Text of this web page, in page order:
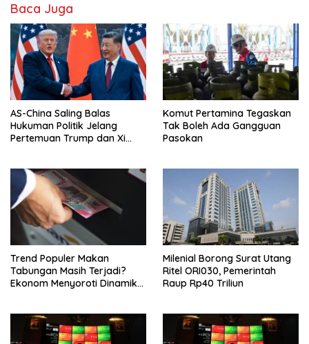
Baca Juga
AS-China Saling Balas
Hukuman Politik Jelang
Pertemuan Trump dan Xi
Komut Pertamina Tegaskan
Tak Boleh Ada Gangguan
Pasokan
Trend Populer Makan
Tabungan Masih Terjadi?
Ekonom Menyoroti Dinamika
Milenial Borong Surat Utang
Ritel ORI030, Pemerintah
Raup Rp40 Triliun